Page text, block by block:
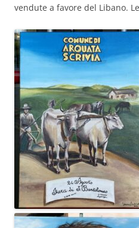
vendute a favore del Libano.